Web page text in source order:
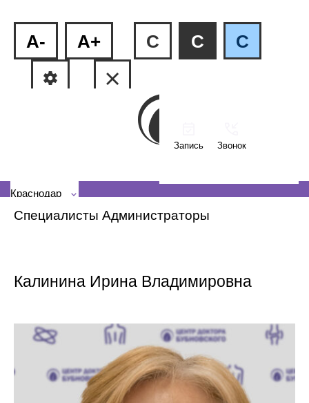
A- A+ C C C
Запись Звонок
Краснодар
Специалисты Администраторы
Калинина Ирина Владимировна